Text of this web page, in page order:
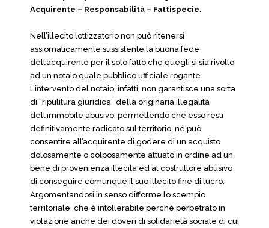
Acquirente – Responsabilità – Fattispecie.
Nell’illecito lottizzatorio non può ritenersi
assiomaticamente sussistente la buona fede
dell’acquirente per il solo fatto che quegli si sia rivolto
ad un notaio quale pubblico ufficiale rogante.
L’intervento del notaio, infatti, non garantisce una sorta
di “ripulitura giuridica” della originaria illegalità
dell’immobile abusivo, permettendo che esso resti
definitivamente radicato sul territorio, né può
consentire all’acquirente di godere di un acquisto
dolosamente o colposamente attuato in ordine ad un
bene di provenienza illecita ed al costruttore abusivo
di conseguire comunque il suo illecito fine di lucro.
Argomentandosi in senso difforme lo scempio
territoriale, che è intollerabile perché perpetrato in
violazione anche dei doveri di solidarietà sociale di cui